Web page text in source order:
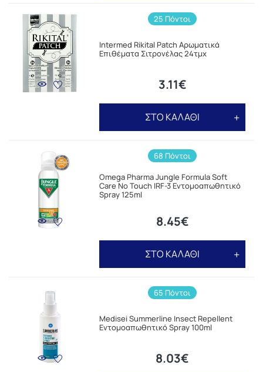
25 Πόντοι
Intermed Rikital Patch Αρωματικά
Επιθέματα Σιτρονέλας 24τμχ
3.11€
ΣΤΟ ΚΑΛΑΘΙ
68 Πόντοι
Omega Pharma Jungle Formula Soft
Care No Touch IRF-3 Εντομοαπωθητικό
Spray 125ml
8.45€
ΣΤΟ ΚΑΛΑΘΙ
65 Πόντοι
Medisei Summerline Insect Repellent
Εντομοαπωθητικό Spray 100ml
8.03€